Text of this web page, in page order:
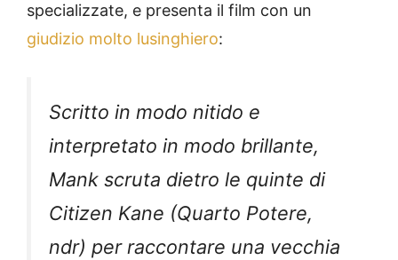
specializzate, e presenta il film con un
giudizio molto lusinghiero:
Scritto in modo nitido e
interpretato in modo brillante,
Mank scruta dietro le quinte di
Citizen Kane (Quarto Potere,
ndr) per raccontare una vecchia